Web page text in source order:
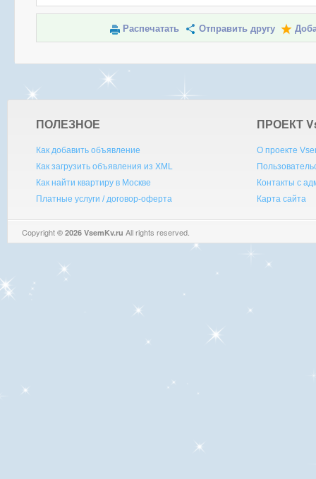
Распечатать Отправить другу
ПОЛЕЗНОЕ
Как добавить объявление
Как загрузить объявления из XML
Как найти квартиру в Москве
Платные услуги / договор-оферта
ПРОЕКТ V
О проекте
Контакты с
Карта сайта
Copyright © 2026 VsemKv.ru All rights reserved.